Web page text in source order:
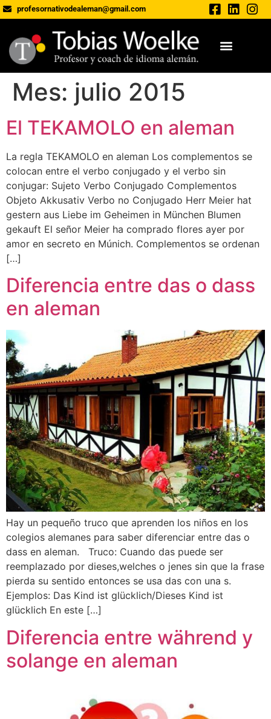
profesornativodealeman@gmail.com
Mes: julio 2015
El TEKAMOLO en aleman
La regla TEKAMOLO en aleman Los complementos se
colocan entre el verbo conjugado y el verbo sin
conjugar: Sujeto Verbo Conjugado Complementos
Objeto Akkusativ Verbo no Conjugado Herr Meier hat
gestern aus Liebe im Geheimen in München Blumen
gekauft El señor Meier ha comprado flores ayer por
amor en secreto en Múnich. Complementos se ordenan
[…]
Diferencia entre das o dass
en aleman
Hay un pequeño truco que aprenden los niños en los
colegios alemanes para saber diferenciar entre das o
dass en aleman. Truco: Cuando das puede ser
reemplazado por dieses,welches o jenes sin que la frase
pierda su sentido entonces se usa das con una s.
Ejemplos: Das Kind ist glücklich/Dieses Kind ist
glücklich En este […]
Diferencia entre während y
solange en aleman